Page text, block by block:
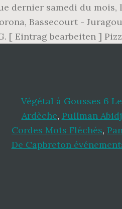
dernier samedi du
Bassecourt -
[ Eintrag bearbeiten ]
Végétal à Gousses 6
Ardèche, Pullman
Cordes Mots Fléchés,
De Capbreton